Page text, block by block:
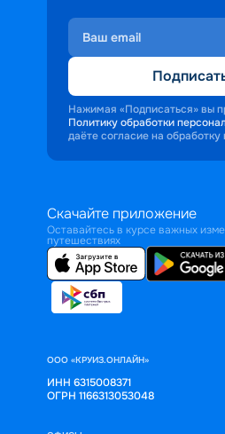
Нажимая «Подписаться» вы
Политику обработки
даёте согласие на
Скачайте приложение
Оставайтесь в курсе важных
путешествиях
ООО «КРУИЗ.ОНЛАЙН»
ИНН 6315008371
ОГРН 1166313053048